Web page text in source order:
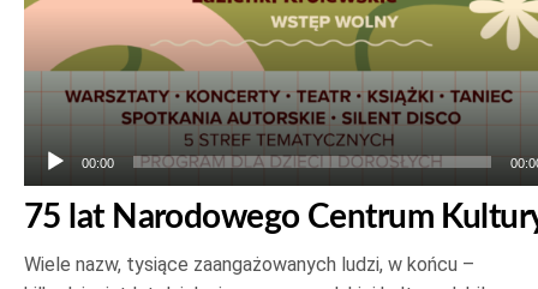
00:00
75 lat Narodowego Centrum
Wiele nazw, tysiące zaangażowanych ludzi, w końcu –